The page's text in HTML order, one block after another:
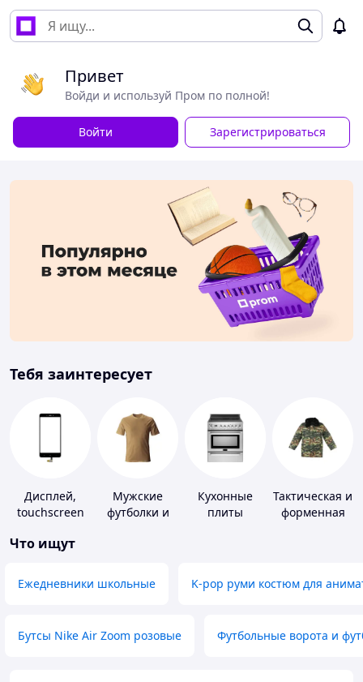
Привет
Войди и используй Пром по полной!
Войти Зарегистрироваться
Тебя заинтересует
Дисплей,
touchscreen
телефонов
Мужские
футболки и
Кухонные
плиты
Тактическая и
форменная
Что ищут
Ежедневники школьные K-pop руми костюм для
Бутсы Nike Air Zoom розовые Футбольные ворота и